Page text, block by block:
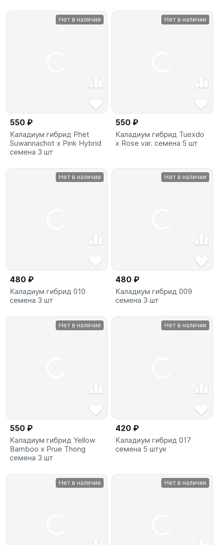
Нет в наличии
550 ₽
Каладиум гибрид Phet
Suwannachot x Pink Hybrid
семена 3 шт
Нет в наличии
550 ₽
Каладиум гибрид Tuexdo
x Rose var. семена 5 шт
Нет в наличии
480 ₽
Каладиум гибрид 010
семена 3 шт
Нет в наличии
480 ₽
Каладиум гибрид 009
семена 3 шт
Нет в наличии
550 ₽
Каладиум гибрид Yellow
Bamboo x Prue Thong
семена 3 шт
Нет в наличии
420 ₽
Каладиум гибрид 017
семена 5 штук
Нет в наличии Нет в наличии